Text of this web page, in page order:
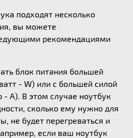
подходят несколько
вы можете
рекомендациями
блок питания большей
- W) или с большей силой
- А). В этом случае ноутбук
сколько ему нужно для
не будет перегреваться и
если ваш ноутбук